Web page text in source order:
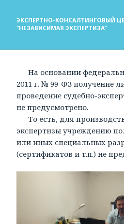
ЭКСПЕРТНО-КОНСАЛТИНГОВЫЙ
“НЕЗАВИСИМАЯ ЭКСПЕРТИЗА”
На основании
2011 г. № 99-ФЗ получение
проведение судебно-
не предусмотрено.
То есть, для
экспертизы учреждению
или иных специальных
(сертификатов и т.п.) не